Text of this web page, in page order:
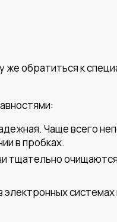
же обратиться к
Чаще всего
в пробках.
тщательно